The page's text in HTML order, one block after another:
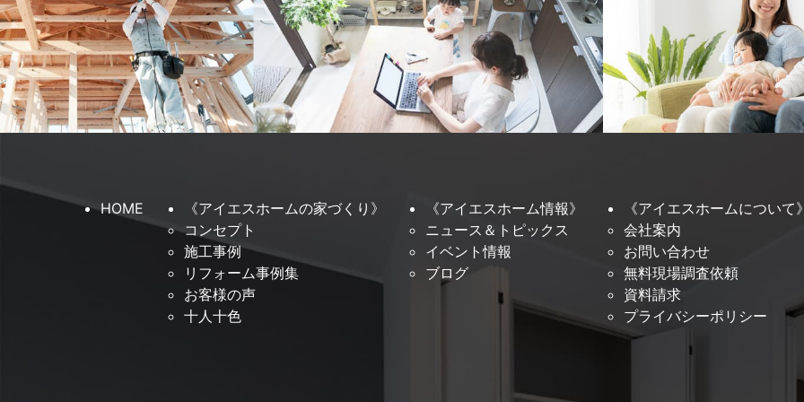
HOME
《アイエスホームの家づくり》
コンセプト
施工事例
リフォーム事例集
お客様の声
十人十色
《アイエスホーム情報》
ニュース＆トピックス
イベント情報
ブログ
《アイエスホームについて
会社案内
お問い合わせ
無料現場調査依頼
資料請求
プライバシーポリシー